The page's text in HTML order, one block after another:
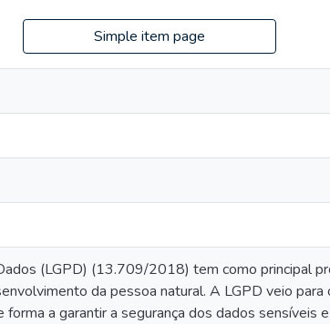
Simple item page
(LGPD) (13.709/2018) tem como principal
da pessoa natural. A LGPD veio
forma a garantir a segurança dos dados